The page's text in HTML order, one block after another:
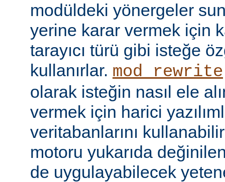
modüldeki yönergeler
yerine karar vermek için
tarayıcı türü gibi isteğe
kullanırlar. mod_rewrite
olarak isteğin nasıl ele
vermek için harici
veritabanlarını
motoru yukarıda
de uygulayabilecek